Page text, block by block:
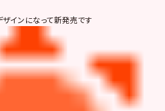
ザインになって新発売です